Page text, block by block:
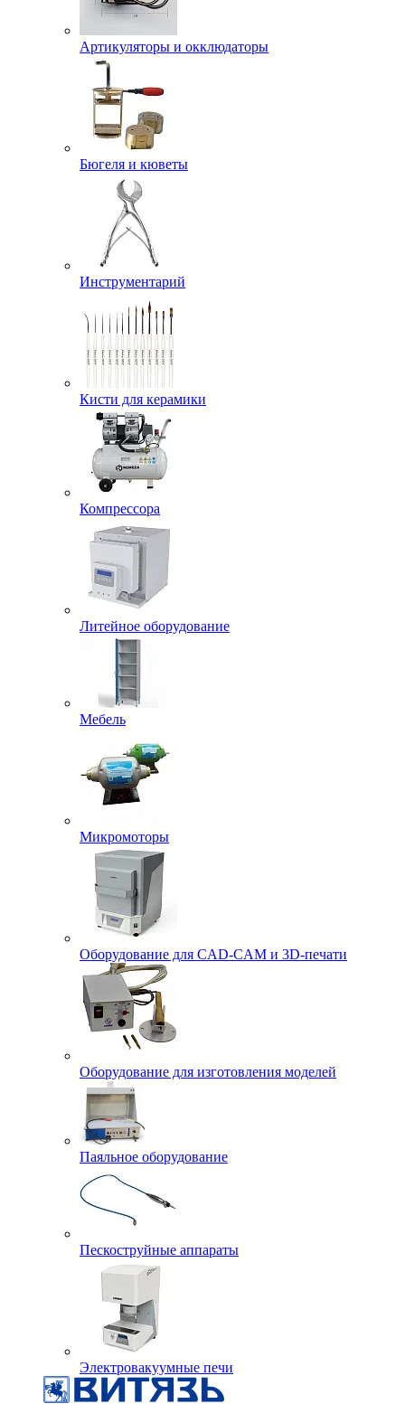
Артикуляторы и окклюдаторы
Бюгеля и кюветы
Инструментарий
Кисти для керамики
Компрессора
Литейное оборудование
Мебель
Микромоторы
Оборудование для CAD-CAM и 3D-печати
Оборудование для изготовления моделей
Паяльное оборудование
Пескоструйные аппараты
Электровакуумные печи